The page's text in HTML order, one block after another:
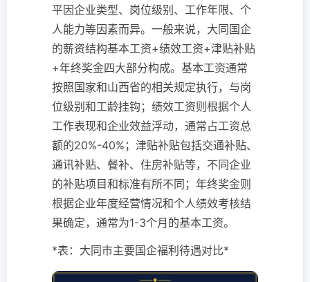
平因企业类型、岗位级别、工作年限、个
人能力等因素而异。一般来说，大同国企
的薪资结构基本工资+绩效工资+津贴补贴
+年终奖金四大部分构成。基本工资通常
按照国家和山西省的相关规定执行，与岗
位级别和工龄挂钩；绩效工资则根据个人
工作表现和企业效益浮动，通常占工资总
额的20%-40%；津贴补贴包括交通补贴、
通讯补贴、餐补、住房补贴等，不同企业
的补贴项目和标准有所不同；年终奖金则
根据企业年度经营情况和个人绩效考核结
果确定，通常为1-3个月的基本工资。
*表：大同市主要国企福利待遇对比*